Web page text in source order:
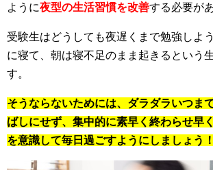
ように夜型の生活習慣を改善する必要が
受験生はどうしても夜遅くまで勉強しよ
に寝て、朝は寝不足のまま起きるという
す。
そうならないためには、ダラダラいつま
ばしにせず、集中的に素早く終わらせ早
を意識して毎日過ごすようにしましょう！